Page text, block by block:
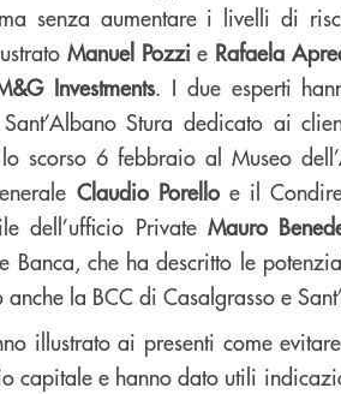
senza aumentare i livelli di
Manuel Pozzi e Rafaela
Investments. I due esperti
Stura dedicato ai
scorso 6 febbraio al Museo
Claudio Porelloe il
dell’ufficio Private Mauro
Banca, che ha descritto le
la BCC di Casalgrasso e
illustrato ai presenti come
capitale e hanno dato utili